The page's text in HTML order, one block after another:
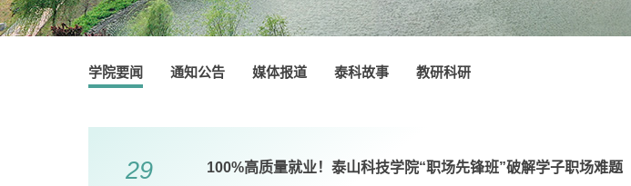
学院要闻 通知公告 媒体报道 泰科故事 教研科研
29 100%高质量就业！泰山科技学院“职场先锋班”破解学子职场难题